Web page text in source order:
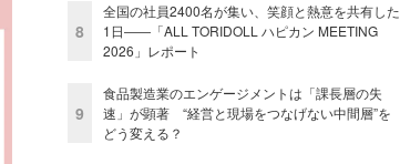
8
全国の社員2400名が集い、笑顔と熱意を共有した
1日――「ALL TORIDOLL ハピカン MEETING
2026」レポート
9
食品製造業のエンゲージメントは「課長層の失
速」が顕著 “経営と現場をつなげない中間層”を
どう変える？